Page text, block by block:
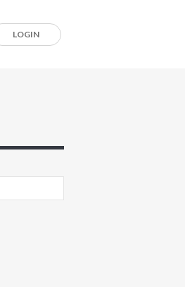
LOGIN